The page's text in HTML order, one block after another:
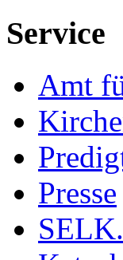
Service
Amt
Presse